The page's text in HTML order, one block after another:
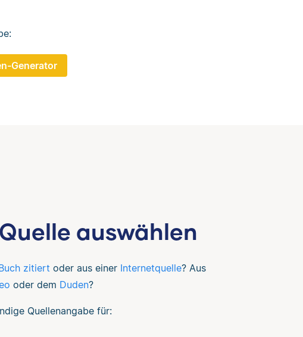
Generator
auswählen
zitiert oder aus einer Internetquelle? Aus
oder dem Duden?
Quellenangabe für: